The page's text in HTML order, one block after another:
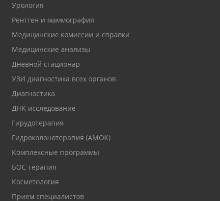
Урология
Рентген и маммография
Медицинские комиссии и справки
Медицинские анализы
Дневной стационар
УЗИ диагностика всех органов
Диагностика
ДНК исследование
Гирудотерапия
Гидроколонотерапия (АМОК)
Комплексные программы
БОС терапия
Косметология
Прием специалистов